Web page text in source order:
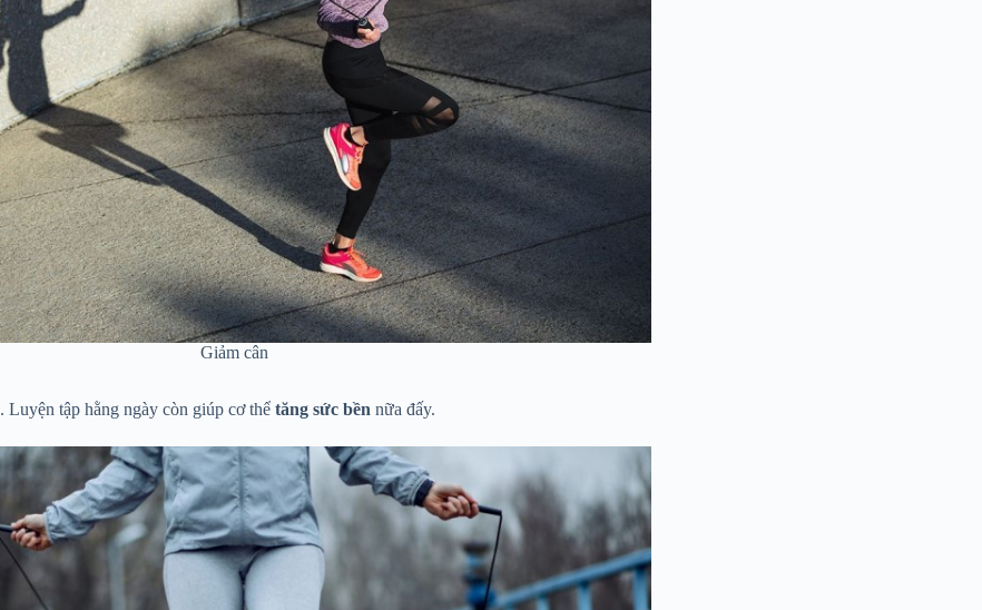
Giảm cân
. Luyện tập hằng ngày còn giúp cơ thể tăng sức bền nữa đấy.